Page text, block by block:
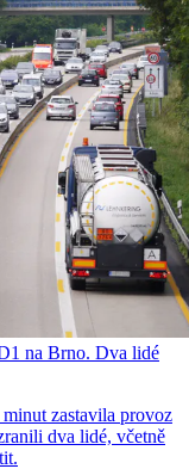
na Brno. Dva lidé
zastavila provoz
dva lidé, včetně